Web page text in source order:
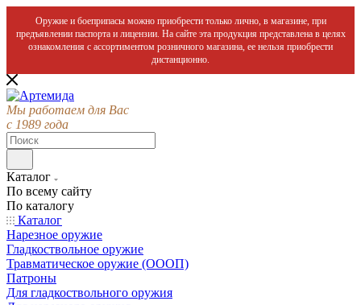
Оружие и боеприпасы можно приобрести только лично, в магазине, при
предъявлении паспорта и лицензии. На сайте эта продукция представлена в целях
ознакомления с ассортиментом розничного магазина, ее нельзя приобрести
дистанционно.
Мы работаем для Вас
с 1989 года
Каталог
По всему сайту
По каталогу
Каталог
Нарезное оружие
Гладкоствольное оружие
Травматическое оружие (ОООП)
Патроны
Для гладкоствольного оружия